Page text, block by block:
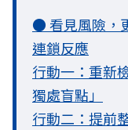
● 看見風險，
連鎖反應
行動一：重新
獨處盲點」
行動二：提前